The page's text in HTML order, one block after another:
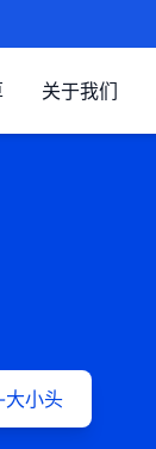
关于我们
小头